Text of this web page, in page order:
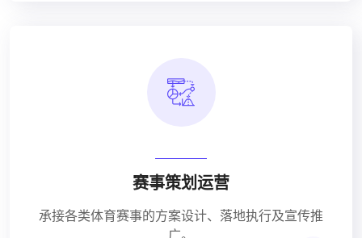
赛事策划运营
承接各类体育赛事的方案设计、落地执行及宣传推
广。